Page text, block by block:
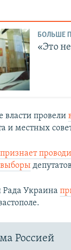
БОЛЬШЕ
«Это
власти провели
и местных
Рада Украина
Россией